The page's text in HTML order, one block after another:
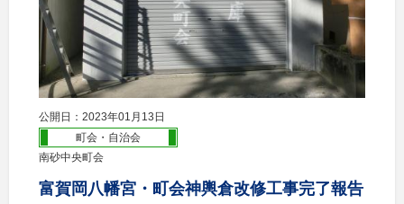
公開日：2023年01月13日
町会・自治会
南砂中央町会
富賀岡八幡宮・町会神輿倉改修工事完了報告